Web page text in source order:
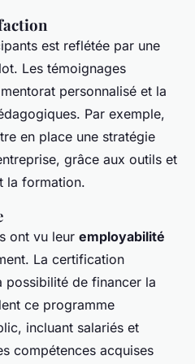
est reflétée par une
Les témoignages
personnalisé et la
Par exemple,
en place une stratégie
grâce aux outils et
la formation.
ont vu leur employabilité
La certification
possibilité de financer la
ce programme
incluant salariés et
compétences acquises